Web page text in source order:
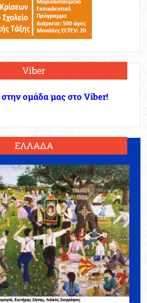
Viber
ομάδα μας στο Viber!
ΕΛΛΑΔΑ